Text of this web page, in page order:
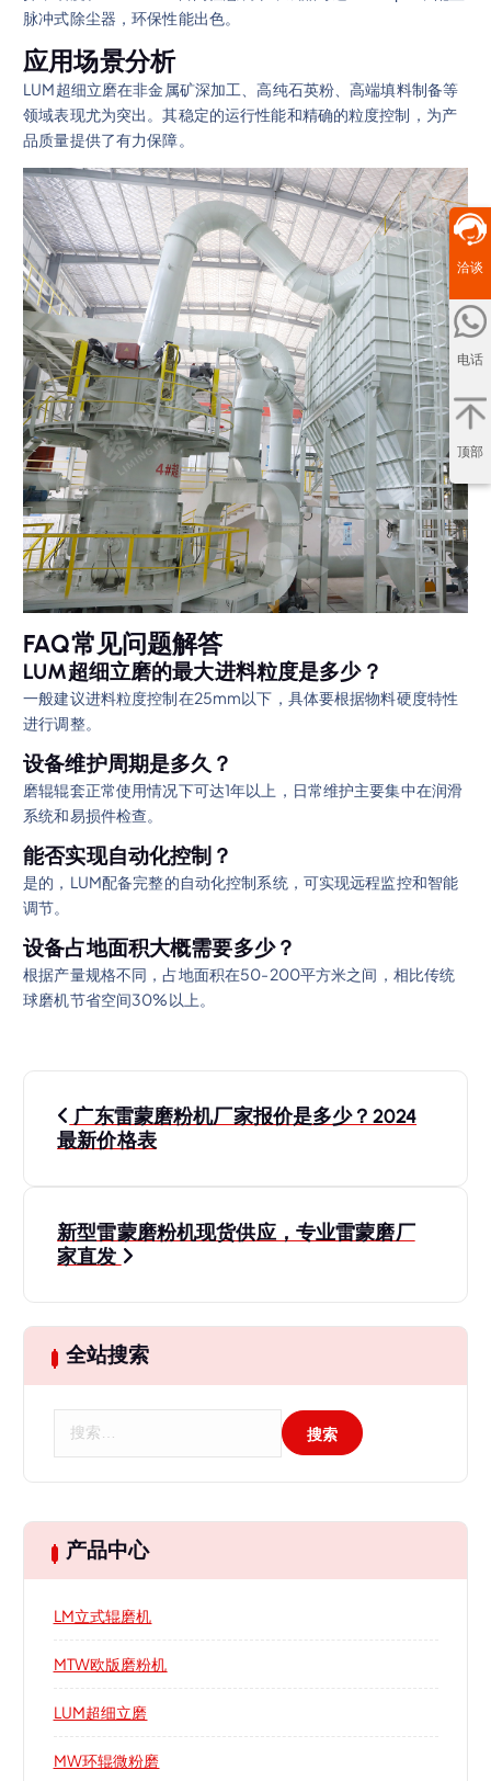
脉冲式除尘器，环保性能出色。
应用场景分析
LUM超细立磨在非金属矿深加工、高纯石英粉、高端填料制备等
领域表现尤为突出。其稳定的运行性能和精确的粒度控制，为产
品质量提供了有力保障。
FAQ常见问题解答
LUM超细立磨的最大进料粒度是多少？
一般建议进料粒度控制在25mm以下，具体要根据物料硬度特性
进行调整。
设备维护周期是多久？
磨辊辊套正常使用情况下可达1年以上，日常维护主要集中在润滑
系统和易损件检查。
能否实现自动化控制？
是的，LUM配备完整的自动化控制系统，可实现远程监控和智能
调节。
设备占地面积大概需要多少？
根据产量规格不同，占地面积在50-200平方米之间，相比传统
球磨机节省空间30%以上。
文
章
航
广东雷蒙磨粉机厂家报价是多少？2024
最新价格表
新型雷蒙磨粉机现货供应，专业雷蒙磨厂
家直发
全站搜索
产品中心
LM立式辊磨机
MTW欧版磨粉机
LUM超细立磨
MW环辊微粉磨
洽谈
电话
顶部